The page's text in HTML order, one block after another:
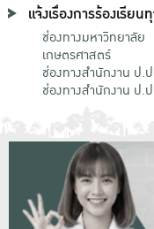
แจ้งเรื่องการร้องเรียน
ช่องทางมหาวิทยาลัย
เกษตรศาสตร์
ช่องทางสำนักงาน ป.
ช่องทางสำนักงาน ป.